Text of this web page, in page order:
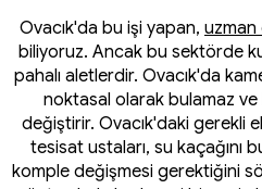
Ovacık'da bu işi yapan, uzman
biliyoruz. Ancak bu sektörde
pahalı aletlerdir. Ovacık'da
noktasal olarak bulamaz
değiştirir. Ovacık'daki gerekli
tesisat ustaları, su kaçağını
komple değişmesi gerektiğini